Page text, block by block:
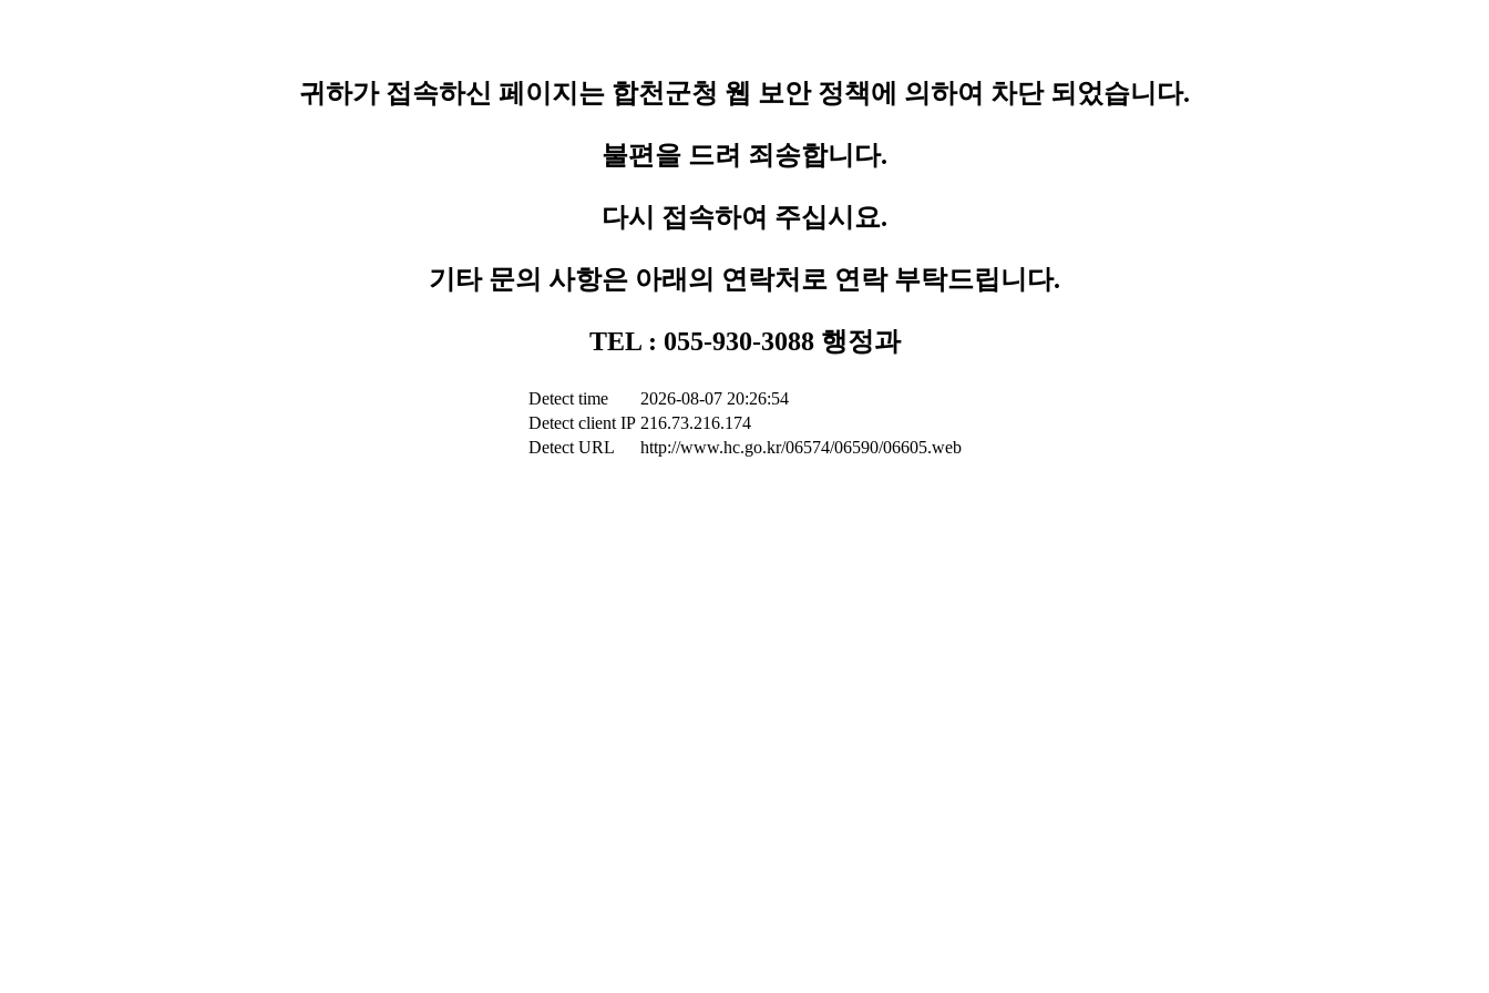
귀하가 접속하신 페이지는 합천군청 웹 보안 정책에 의하여 차단 되었습니다.
불편을 드려 죄송합니다.
다시 접속하여 주십시요.
기타 문의 사항은 아래의 연락처로 연락 부탁드립니다.
TEL : 055-930-3088 행정과
Detect time
2026-08-07 20:26:54
Detect client IP 216.73.216.174
Detect URL
http://www.hc.go.kr/06574/06590/06605.web